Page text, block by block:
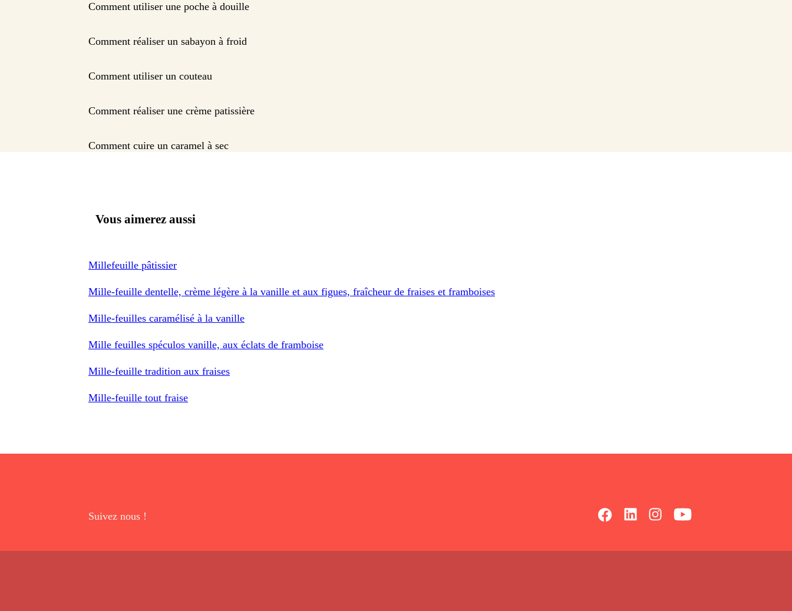
Comment utiliser une poche à douille
Comment réaliser un sabayon à froid
Comment utiliser un couteau
Comment réaliser une crème patissière
Comment cuire un caramel à sec
Vous aimerez aussi
Millefeuille pâtissier
Mille-feuille dentelle, crème légère à la vanille et aux figues, fraîcheur de fraises et framboises
Mille-feuilles caramélisé à la vanille
Mille feuilles spéculos vanille, aux éclats de framboise
Mille-feuille tradition aux fraises
Mille-feuille tout fraise
Suivez nous !